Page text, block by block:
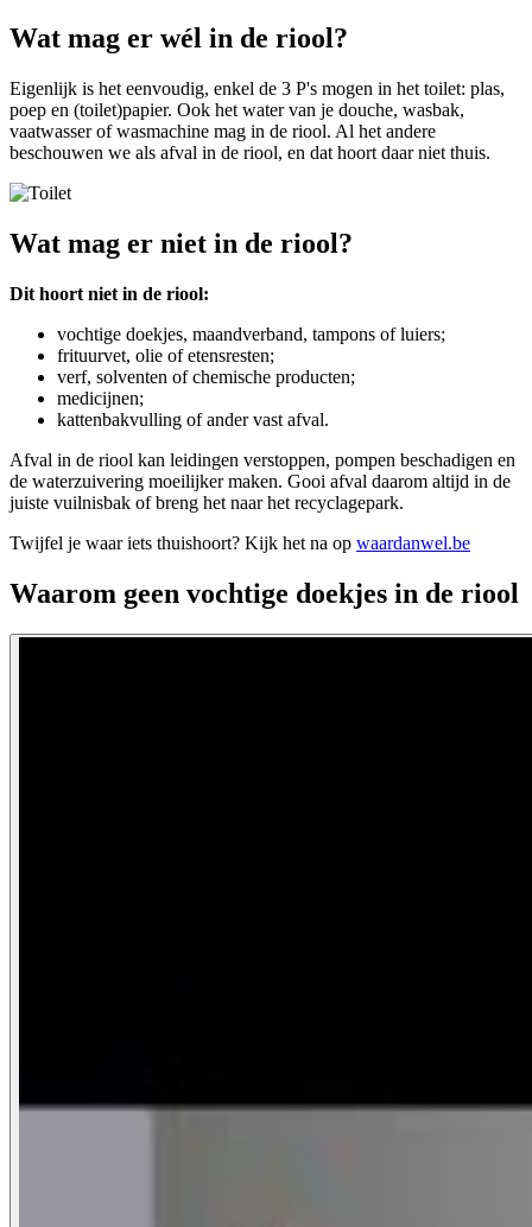
Wat mag er wél in de riool?
Eigenlijk is het eenvoudig, enkel de 3 P's mogen in het toilet: plas,
poep en (toilet)papier. Ook het water van je douche, wasbak,
vaatwasser of wasmachine mag in de riool. Al het andere
beschouwen we als afval in de riool, en dat hoort daar niet thuis.
Wat mag er niet in de riool?
Dit hoort niet in de riool:
vochtige doekjes, maandverband, tampons of luiers;
frituurvet, olie of etensresten;
verf, solventen of chemische producten;
medicijnen;
kattenbakvulling of ander vast afval.
Afval in de riool kan leidingen verstoppen, pompen beschadigen en
de waterzuivering moeilijker maken. Gooi afval daarom altijd in de
juiste vuilnisbak of breng het naar het recyclagepark.
Twijfel je waar iets thuishoort? Kijk het na op waardanwel.be
Waarom geen vochtige doekjes in de riool